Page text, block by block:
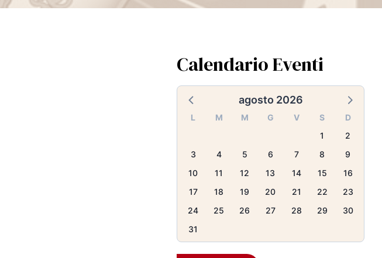
Calendario Eventi
agosto 2026
L M M G V S
D
1
2
3
4 5 6 7 8
9
10
11 12 13 14 15
16
17
18 19 20 21 22
23
24
25 26 27 28 29
30
31